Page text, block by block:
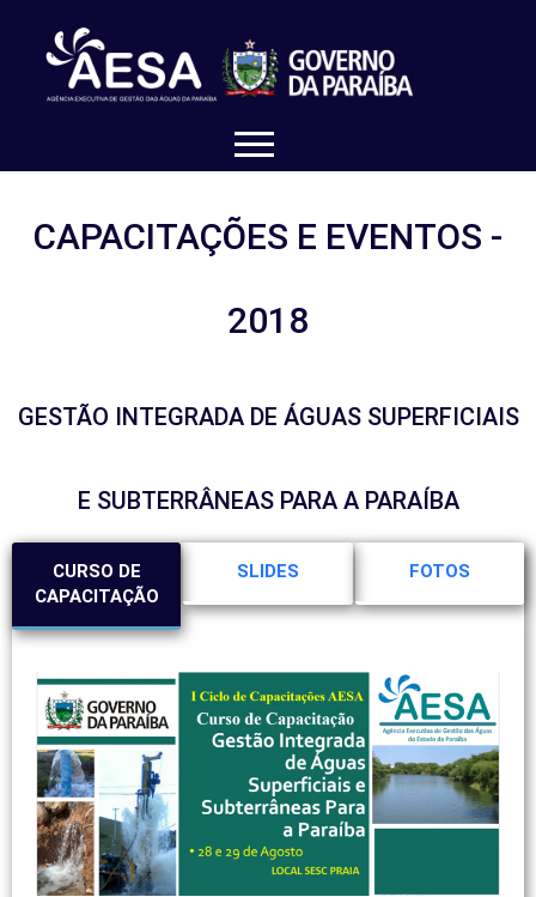
CAPACITAÇÕES E EVENTOS -
2018
GESTÃO INTEGRADA DE ÁGUAS SUPERFICIAIS
E SUBTERRÂNEAS PARA A PARAÍBA
CURSO DE
CAPACITAÇÃO
SLIDES FOTOS